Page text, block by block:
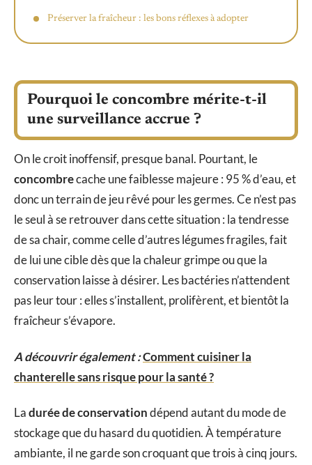
Préserver la fraîcheur : les bons réflexes à adopter
Pourquoi le concombre mérite-t-il
une surveillance accrue ?
On le croit inoffensif, presque banal. Pourtant, le
concombrecache une faiblesse majeure : 95 % d’eau, et
donc un terrain de jeu rêvé pour les germes. Ce n’est pas
le seul à se retrouver dans cette situation : la tendresse
de sa chair, comme celle d’autres légumes fragiles, fait
de lui une cible dès que la chaleur grimpe ou que la
conservation laisse à désirer. Les bactéries n’attendent
pas leur tour : elles s’installent, prolifèrent, et bientôt la
fraîcheur s’évapore.
A découvrir également :Comment cuisiner la
chanterelle sans risque pour la santé ?
Ladurée de conservationdépend autant du mode de
stockage que du hasard du quotidien. À température
ambiante, il ne garde son croquant que trois à cinq jours.